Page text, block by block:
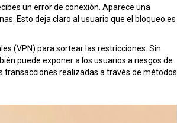
un error de conexión. Aparece una
Esto deja claro al usuario que el bloqueo es
(VPN) para sortear las restricciones. Sin
puede exponer a los usuarios a riesgos de
transacciones realizadas a través de métodos